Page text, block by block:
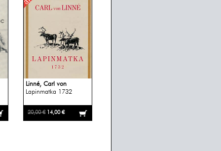
Linné, Carl von
Lapinmatka 1732
20,00 €14,00 €